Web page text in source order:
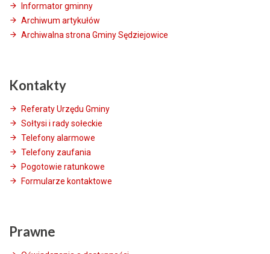
Informator gminny
Archiwum artykułów
Archiwalna strona Gminy Sędziejowice
Kontakty
Referaty Urzędu Gminy
Sołtysi i rady sołeckie
Telefony alarmowe
Telefony zaufania
Pogotowie ratunkowe
Formularze kontaktowe
Prawne